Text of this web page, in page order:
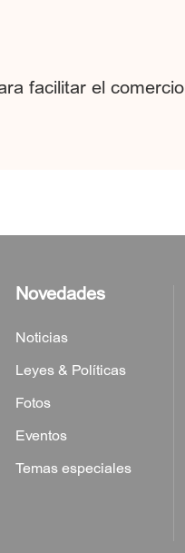
facilitar el comercio
Novedades
Noticias
Leyes & Políticas
Fotos
Eventos
Temas especiales